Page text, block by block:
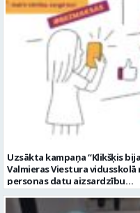
Uzsākta kampaņa “Klikšķis
Valmieras Viestura
personas datu aizsardzību…